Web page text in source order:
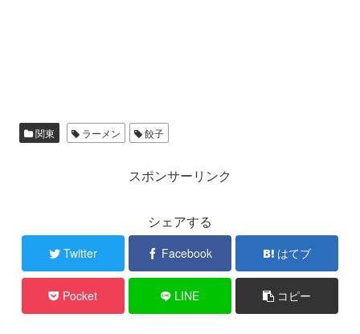
関東 ラーメン 餃子
スポンサーリンク
シェアする
Twitter Facebook はてブ
Pocket LINE コピー